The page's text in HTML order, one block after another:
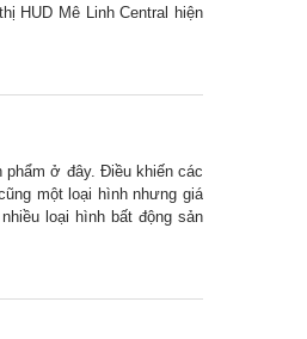
HUD Mê Linh Central hiện
phẩm ở đây. Điều khiến các
một loại hình nhưng giá
loại hình bất động sản